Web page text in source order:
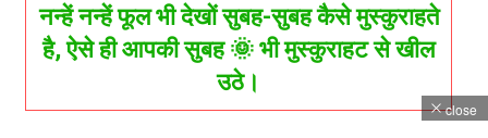
नन्हें नन्हें फूल भी देखों सुबह-सुबह कैसे मुस्कुराहते
है, ऐसे ही आपकी सुबह 🌞 भी मुस्कुराहट से खील
उठे।
close